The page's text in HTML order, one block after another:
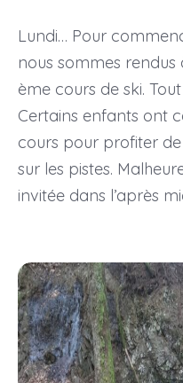
Lundi… Pour
nous sommes
ème cours de ski.
Certains enfants ont
cours pour profiter
sur les pistes.
invitée dans l’après